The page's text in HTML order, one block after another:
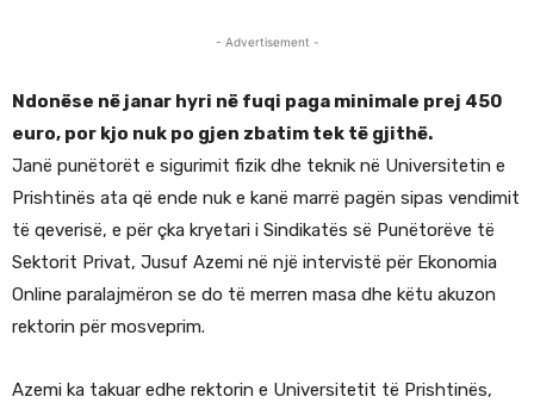
- Advertisement -
Ndonëse në janar hyri në fuqi paga minimale prej 450
euro, por kjo nuk po gjen zbatim tek të gjithë.
Janë punëtorët e sigurimit fizik dhe teknik në Universitetin e
Prishtinës ata që ende nuk e kanë marrë pagën sipas vendimit
të qeverisë, e për çka kryetari i Sindikatës së Punëtorëve të
Sektorit Privat, Jusuf Azemi në një intervistë për Ekonomia
Online paralajmëron se do të merren masa dhe këtu akuzon
rektorin për mosveprim.
Azemi ka takuar edhe rektorin e Universitetit të Prishtinës,